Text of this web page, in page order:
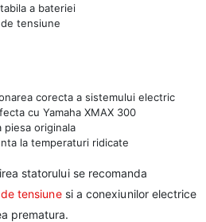
a bateriei
tensiune
corecta a sistemului electric
cu Yamaha XMAX 300
piesa originala
la temperaturi ridicate
statorului se recomanda
tensiunesi a conexiunilor electrice
prematura.